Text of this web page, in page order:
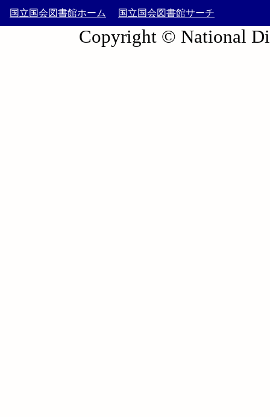
国立国会図書館ホーム 国立国会図書館サーチ
Copyright © National